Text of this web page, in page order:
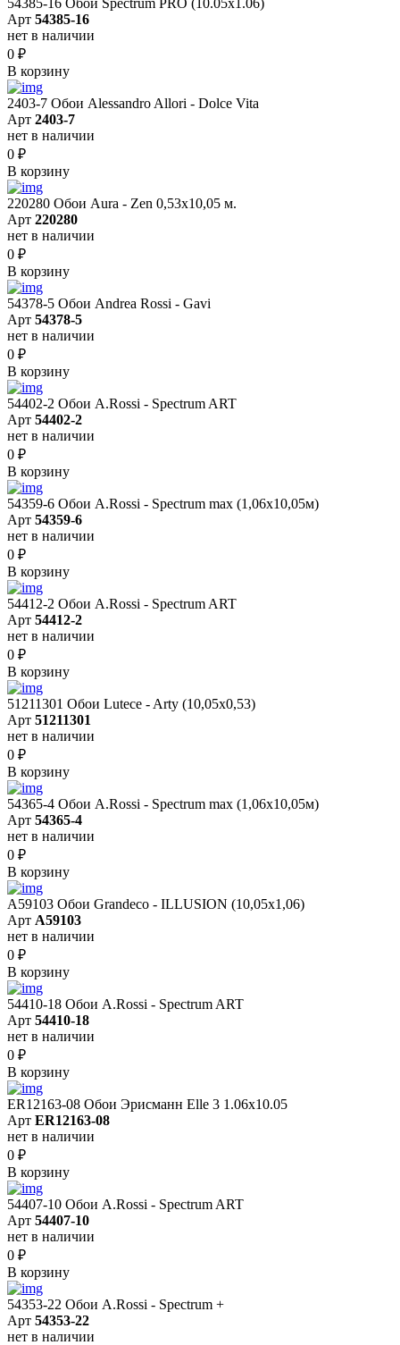
Арт 54385-16
нет в наличии
0 ₽
В корзину
2403-7 Обои Alessandro Allori - Dolce Vita
Арт 2403-7
нет в наличии
0 ₽
В корзину
220280 Обои Aura - Zen 0,53х10,05 м.
Арт 220280
нет в наличии
0 ₽
В корзину
54378-5 Обои Andrea Rossi - Gavi
Арт 54378-5
нет в наличии
0 ₽
В корзину
54402-2 Обои A.Rossi - Spectrum ART
Арт 54402-2
нет в наличии
0 ₽
В корзину
54359-6 Обои A.Rossi - Spectrum max (1,06x10,05м)
Арт 54359-6
нет в наличии
0 ₽
В корзину
54412-2 Обои A.Rossi - Spectrum ART
Арт 54412-2
нет в наличии
0 ₽
В корзину
51211301 Обои Lutece - Arty (10,05x0,53)
Арт 51211301
нет в наличии
0 ₽
В корзину
54365-4 Обои A.Rossi - Spectrum max (1,06x10,05м)
Арт 54365-4
нет в наличии
0 ₽
В корзину
A59103 Обои Grandeco - ILLUSION (10,05х1,06)
Арт A59103
нет в наличии
0 ₽
В корзину
54410-18 Обои A.Rossi - Spectrum ART
Арт 54410-18
нет в наличии
0 ₽
В корзину
ER12163-08 Обои Эрисманн Elle 3 1.06x10.05
Арт ER12163-08
нет в наличии
0 ₽
В корзину
54407-10 Обои A.Rossi - Spectrum ART
Арт 54407-10
нет в наличии
0 ₽
В корзину
54353-22 Обои A.Rossi - Spectrum +
Арт 54353-22
нет в наличии